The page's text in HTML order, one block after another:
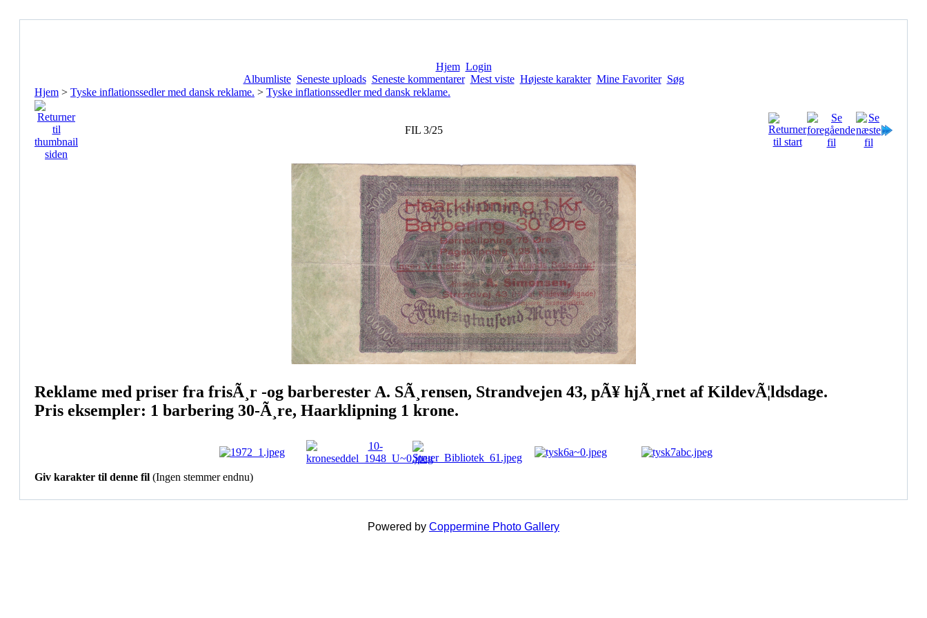
Hjem Login
Albumliste Seneste uploads Seneste kommentarer Mest viste Højeste karakter Mine Favoriter Søg
Hjem > Tyske inflationssedler med dansk reklame. > Tyske inflationssedler med dansk reklame.
FIL 3/25
Reklame med priser fra frisÃ¸r -og barberester A. SÃ¸rensen, Strandvejen 43, pÃ¥ hjÃ¸rnet af KildevÃ¦ldsdage.
Pris eksempler: 1 barbering 30-Ã¸re, Haarklipning 1 krone.
Giv karakter til denne fil (Ingen stemmer endnu)
Powered by Coppermine Photo Gallery